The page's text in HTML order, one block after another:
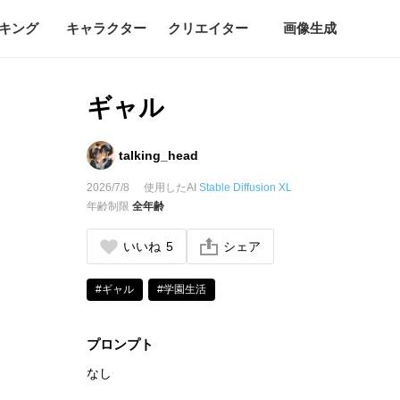
ング キャラクター クリエイター 画像生成
ギャル
talking_head
2026/7/8 使用したAIStable Diffusion XL
年齢制限全年齢
いいね 5 シェア
#ギャル #学園生活
プロンプト
なし